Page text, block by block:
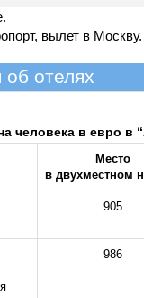
вылет в Москву.
отелях
человека в евро в
Место
в двухместном
905
986